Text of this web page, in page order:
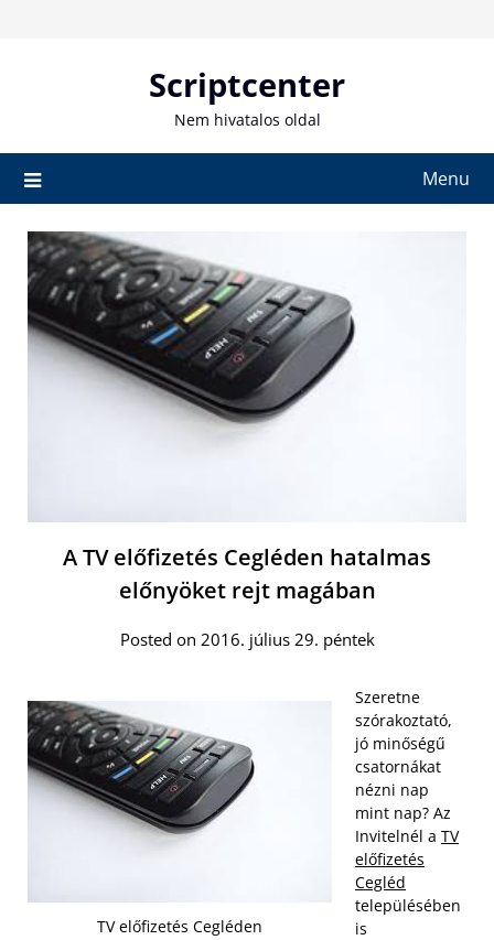
Scriptcenter
Nem hivatalos oldal
Menu
A TV előfizetés Cegléden hatalmas
előnyöket rejt magában
Posted on 2016. július 29. péntek
TV előfizetés Cegléden
Szeretne
szórakoztató,
jó minőségű
csatornákat
nézni nap
mint nap? Az
Invitelnél a TV
előfizetés
Cegléd
településében
is